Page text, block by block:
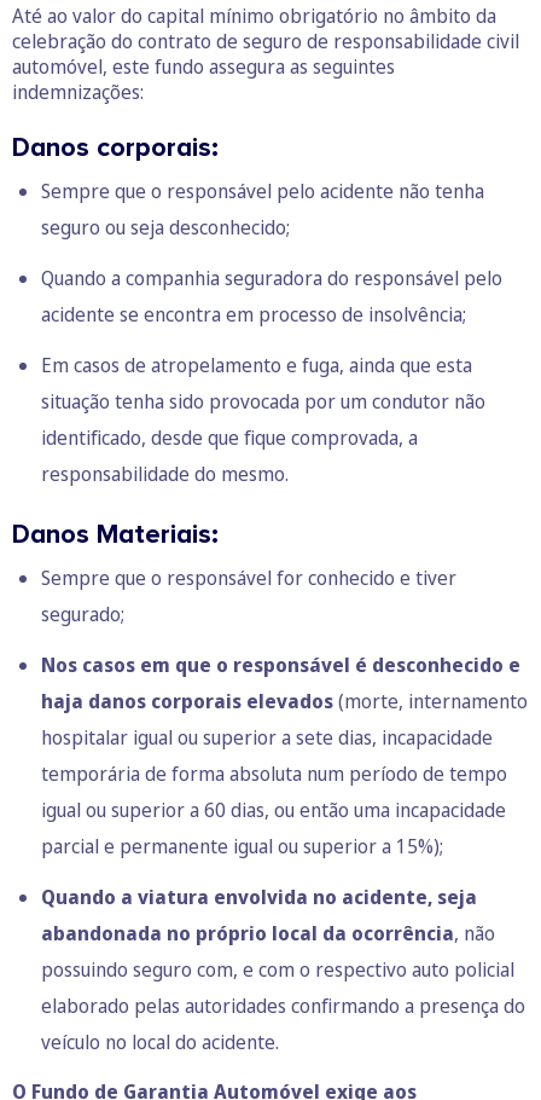
Até ao valor do capital mínimo obrigatório no âmbito da
celebração do contrato de seguro de responsabilidade civil
automóvel, este fundo assegura as seguintes
indemnizações:
Danos corporais:
Sempre que o responsável pelo acidente não tenha
seguro ou seja desconhecido;
Quando a companhia seguradora do responsável pelo
acidente se encontra em processo de insolvência;
Em casos de atropelamento e fuga, ainda que esta
situação tenha sido provocada por um condutor não
identificado, desde que fique comprovada, a
responsabilidade do mesmo.
Danos Materiais:
Sempre que o responsável for conhecido e tiver
segurado;
Nos casos em que o responsável é desconhecido e
haja danos corporais elevados(morte, internamento
hospitalar igual ou superior a sete dias, incapacidade
temporária de forma absoluta num período de tempo
igual ou superior a 60 dias, ou então uma incapacidade
parcial e permanente igual ou superior a 15%);
Quando a viatura envolvida no acidente, seja
abandonada no próprio local da ocorrência, não
possuindo seguro com, e com o respectivo auto policial
elaborado pelas autoridades confirmando a presença do
veículo no local do acidente.
O Fundo de Garantia Automóvel exige aos